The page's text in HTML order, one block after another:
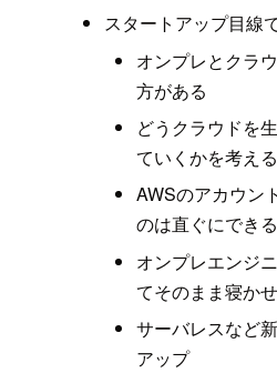
スタートアップ目線
オンプレとクラ
方がある
どうクラウドを
ていくかを考える
AWSのアカウン
のは直ぐにできる
オンプレエンジ
てそのまま寝か
サーバレスなど
アップ